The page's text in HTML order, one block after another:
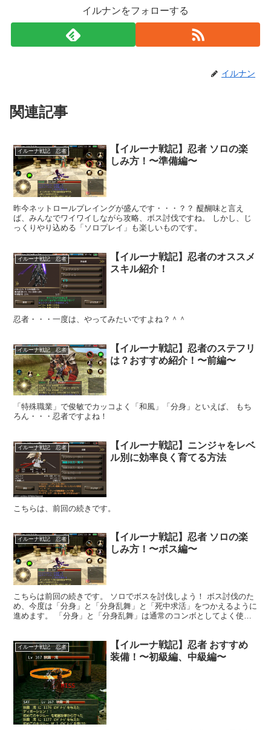
イルナンをフォローする
イルナン
関連記事
イルーナ戦記 忍者
【イルーナ戦記】忍者 ソロの楽
しみ方！〜準備編〜
昨今ネットロールプレイングが盛んです・・・？？ 醍醐味と言え
ば、みんなでワイワイしながら攻略、ボス討伐ですね。 しかし、じ
っくりやり込める「ソロプレイ」も楽しいものです。
イルーナ戦記 忍者
【イルーナ戦記】忍者のオススメ
スキル紹介！
忍者・・・一度は、やってみたいですよね？＾＾
イルーナ戦記 忍者
【イルーナ戦記】忍者のステフリ
は？おすすめ紹介！〜前編〜
「特殊職業」で俊敏でカッコよく「和風」「分身」といえば、 もち
ろん・・・忍者ですよね！
イルーナ戦記 忍者
【イルーナ戦記】ニンジャをレベ
ル別に効率良く育てる方法
こちらは、前回の続きです。
イルーナ戦記 忍者
【イルーナ戦記】忍者 ソロの楽
しみ方！〜ボス編〜
こちらは前回の続きです。 ソロでボスを討伐しよう！ ボス討伐のた
め、今度は「分身」と「分身乱舞」と「死中求活」をつかえるように
進めます。 「分身」と「分身乱舞」は通常のコンボとしてよく使わ
イルーナ戦記 忍者
【イルーナ戦記】忍者 おすすめ
装備！〜初級編、中級編〜